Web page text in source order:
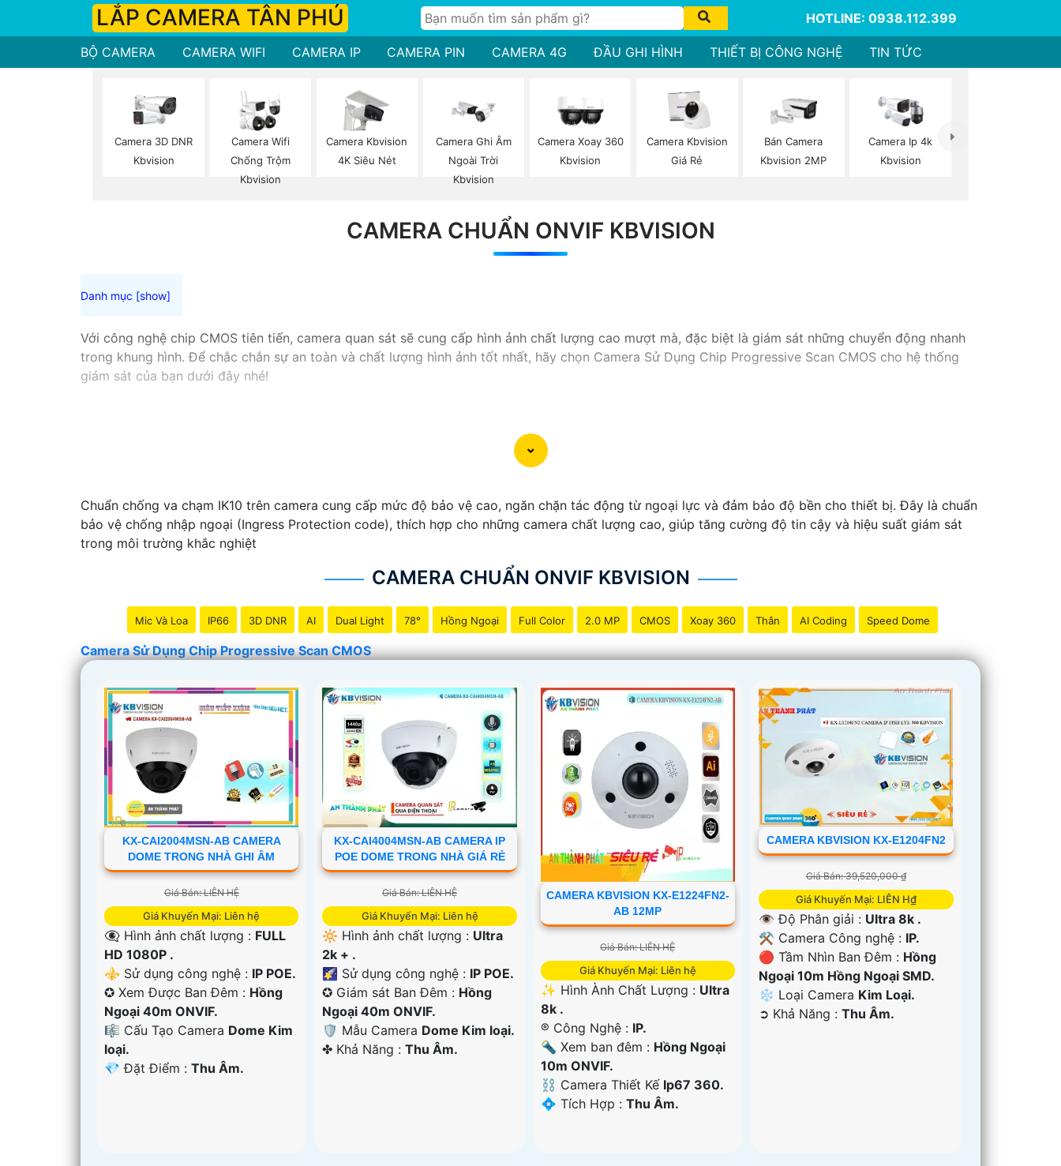
LẮP CAMERA TÂN PHÚ HOTLINE: 0938.112.399
BỘ CAMERA CAMERA WIFI CAMERA IP CAMERA PIN CAMERA 4G ĐẦU GHI HÌNH THIẾT BỊ CÔNG NGHỆ TIN TỨC
Camera 3D DNR
Kbvision
Camera Wifi
Chống Trộm
Kbvision
Camera Kbvision
4K Siêu Nét
Camera Ghi Âm
Ngoài Trời
Kbvision
Camera Xoay 360
Kbvision
Camera Kbvision
Giá Rẻ
Bán Camera
Kbvision 2MP
Camera Ip 4k
Kbvision
CAMERA CHUẨN ONVIF KBVISION
Với công nghệ chip CMOS tiên tiến, camera quan sát sẽ cung cấp hình ảnh chất lượng cao mượt mà, đặc biệt là giám sát những chuyển động nhanh
trong khung hình. Để chắc chắn sự an toàn và chất lượng hình ảnh tốt nhất, hãy chọn Camera Sử Dụng Chip Progressive Scan CMOS cho hệ thống
giám sát của bạn dưới đây nhé!
Chuẩn chống va chạm IK10 trên camera cung cấp mức độ bảo vệ cao, ngăn chặn tác động từ ngoại lực và đảm bảo độ bền cho thiết bị. Đây là chuẩn
bảo vệ chống nhập ngoại (Ingress Protection code), thích hợp cho những camera chất lượng cao, giúp tăng cường độ tin cậy và hiệu suất giám sát
trong môi trường khắc nghiệt
CAMERA CHUẨN ONVIF KBVISION
Mic Và Loa IP66 3D DNR AI Dual Light 78° Hồng Ngoại Full Color 2.0 MP CMOS Xoay 360 Thân AI Coding Speed Dome
Camera Sử Dụng Chip Progressive Scan CMOS
KX-CAI2004MSN-AB CAMERA
DOME TRONG NHÀ GHI ÂM
Giá Bán: LIÊN HỆ
Giá Khuyến Mại: Liên hệ
👁️‍🗨 Hình ảnh chất lượng : FULL
HD 1080P .
⚜️ Sử dụng công nghệ : IP POE.
✪ Xem Được Ban Đêm : Hồng
Ngoại 40m ONVIF.
🎼️ Cấu Tạo Camera Dome Kim
loại.
️💎 Đặt Điểm : Thu Âm.
KX-CAI4004MSN-AB CAMERA IP
POE DOME TRONG NHÀ GIÁ RẺ
Giá Bán: LIÊN HỆ
Giá Khuyến Mại: Liên hệ
🔆 Hình ảnh chất lượng : Ultra
2k + .
🌠 Sử dụng công nghệ : IP POE.
✪ Giám sát Ban Đêm : Hồng
Ngoại 40m ONVIF.
🛡 Mẫu Camera Dome Kim loại.
️✤ Khả Năng :Thu Âm.
CAMERA KBVISION KX-E1224FN2-
AB 12MP
Giá Bán: LIÊN HỆ
Giá Khuyến Mại: Liên hệ
✨ Hình Ành Chất Lượng : Ultra
8k .
®️ Công Nghệ : IP.
🔦 Xem ban đêm : Hồng Ngoại
10m ONVIF.
⛓ Camera Thiết Kế Ip67 360.
️💠 Tích Hợp : Thu Âm.
CAMERA KBVISION KX-E1204FN2
Giá Bán: 39,520,000 ₫
Giá Khuyến Mại: LIÊN H₫
👁 Độ Phân giải : Ultra 8k .
⚒ Camera Công nghệ : IP.
🔴 Tầm Nhìn Ban Đêm : Hồng
Ngoại 10m Hồng Ngoại SMD.
❄ Loại Camera Kim Loại.
️➲ Khả Năng :Thu Âm.